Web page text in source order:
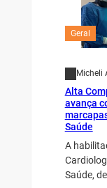
Geral
Micheli
Alta
avança
Saúde
A
Saúde,